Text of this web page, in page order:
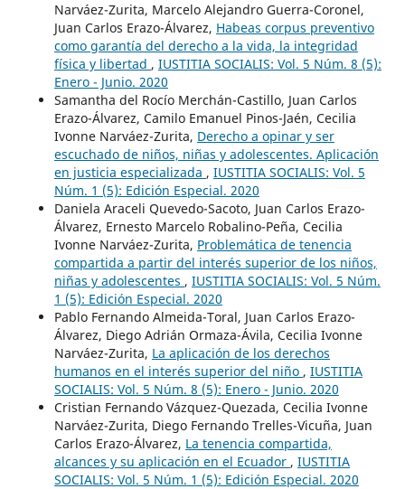
Narváez-Zurita, Marcelo Alejandro Guerra-Coronel,
Juan Carlos Erazo-Álvarez, Habeas corpus preventivo
como garantía del derecho a la vida, la integridad
física y libertad , IUSTITIA SOCIALIS: Vol. 5 Núm. 8 (5):
Enero - Junio. 2020
Samantha del Rocío Merchán-Castillo, Juan Carlos
Erazo-Álvarez, Camilo Emanuel Pinos-Jaén, Cecilia
Ivonne Narváez-Zurita, Derecho a opinar y ser
escuchado de niños, niñas y adolescentes. Aplicación
en justicia especializada , IUSTITIA SOCIALIS: Vol. 5
Núm. 1 (5): Edición Especial. 2020
Daniela Araceli Quevedo-Sacoto, Juan Carlos Erazo-
Álvarez, Ernesto Marcelo Robalino-Peña, Cecilia
Ivonne Narváez-Zurita, Problemática de tenencia
compartida a partir del interés superior de los niños,
niñas y adolescentes , IUSTITIA SOCIALIS: Vol. 5 Núm.
1 (5): Edición Especial. 2020
Pablo Fernando Almeida-Toral, Juan Carlos Erazo-
Álvarez, Diego Adrián Ormaza-Ávila, Cecilia Ivonne
Narváez-Zurita, La aplicación de los derechos
humanos en el interés superior del niño , IUSTITIA
SOCIALIS: Vol. 5 Núm. 8 (5): Enero - Junio. 2020
Cristian Fernando Vázquez-Quezada, Cecilia Ivonne
Narváez-Zurita, Diego Fernando Trelles-Vicuña, Juan
Carlos Erazo-Álvarez, La tenencia compartida,
alcances y su aplicación en el Ecuador , IUSTITIA
SOCIALIS: Vol. 5 Núm. 1 (5): Edición Especial. 2020